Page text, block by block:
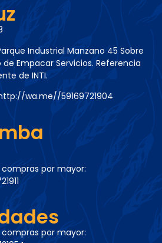
Industrial Manzano 45 Sobre
Empacar Servicios. Referencia
de INTI.
wa.me//59169721904
por mayor:
por mayor: